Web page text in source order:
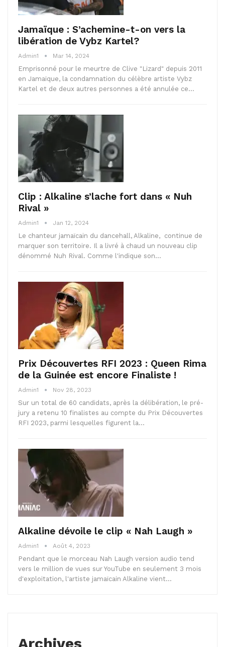
Jamaïque : S’achemine-t-on vers la
libération de Vybz Kartel?
Admin1 Mar 14, 2024
Emprisonné pour le meurtre de Clive "Lizard" depuis 2011
en Jamaïque, la condamnation du célèbre artiste Vybz
Kartel et de deux autres personnes a été annulée ce…
Clip : Alkaline s’lache fort dans « Nuh
Rival »
Admin1 Jan 12, 2024
Le chanteur jamaïcain du dancehall, Alkaline, continue de
marquer son territoire. Il a livré à chaud un nouveau clip
dénommé Nuh Rival. Comme l'indique son…
Prix Découvertes RFI 2023 : Queen Rima
de la Guinée est encore Finaliste !
Admin1 Nov 28, 2023
Sur un total de 60 candidats, après la délibération, le pré-
jury a retenu 10 finalistes au compte du Prix Découvertes
RFI 2023, parmi lesquelles figurent la…
Alkaline dévoile le clip « Nah Laugh »
Admin1 Août 4, 2023
Pendant que le morceau Nah Laugh version audio tend
vers le million de vues sur YouTube en seulement 3 mois
d'exploitation, l'artiste jamaïcain Alkaline vient…
Archives